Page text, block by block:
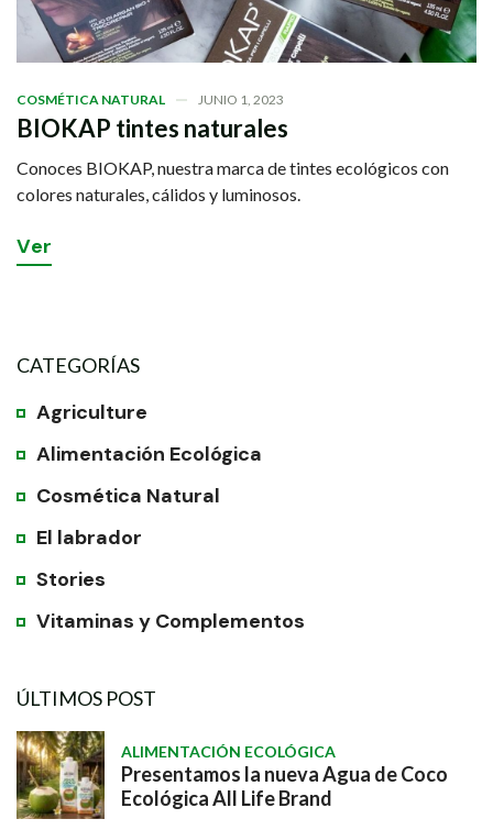
COSMÉTICA NATURAL JUNIO 1, 2023
BIOKAP tintes naturales
Conoces BIOKAP, nuestra marca de tintes ecológicos con
colores naturales, cálidos y luminosos.
Ver
CATEGORÍAS
Agriculture
Alimentación Ecológica
Cosmética Natural
El labrador
Stories
Vitaminas y Complementos
ÚLTIMOS POST
ALIMENTACIÓN ECOLÓGICA
Presentamos la nueva Agua de Coco
Ecológica All Life Brand